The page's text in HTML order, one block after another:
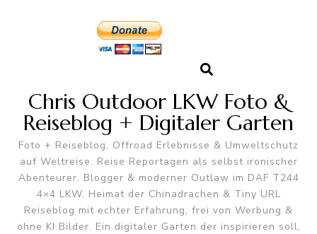
Chris Outdoor LKW Foto &
Reiseblog + Digitaler Garten
Foto + Reiseblog, Offroad Erlebnisse & Umweltschutz
auf Weltreise. Reise Reportagen als selbst ironischer
Abenteurer, Blogger & moderner Outlaw im DAF T244
4×4 LKW. Heimat der Chinadrachen & Tiny URL
Reiseblog mit echter Erfahrung, frei von Werbung &
ohne KI Bilder. Ein digitaler Garten der inspirieren soll,